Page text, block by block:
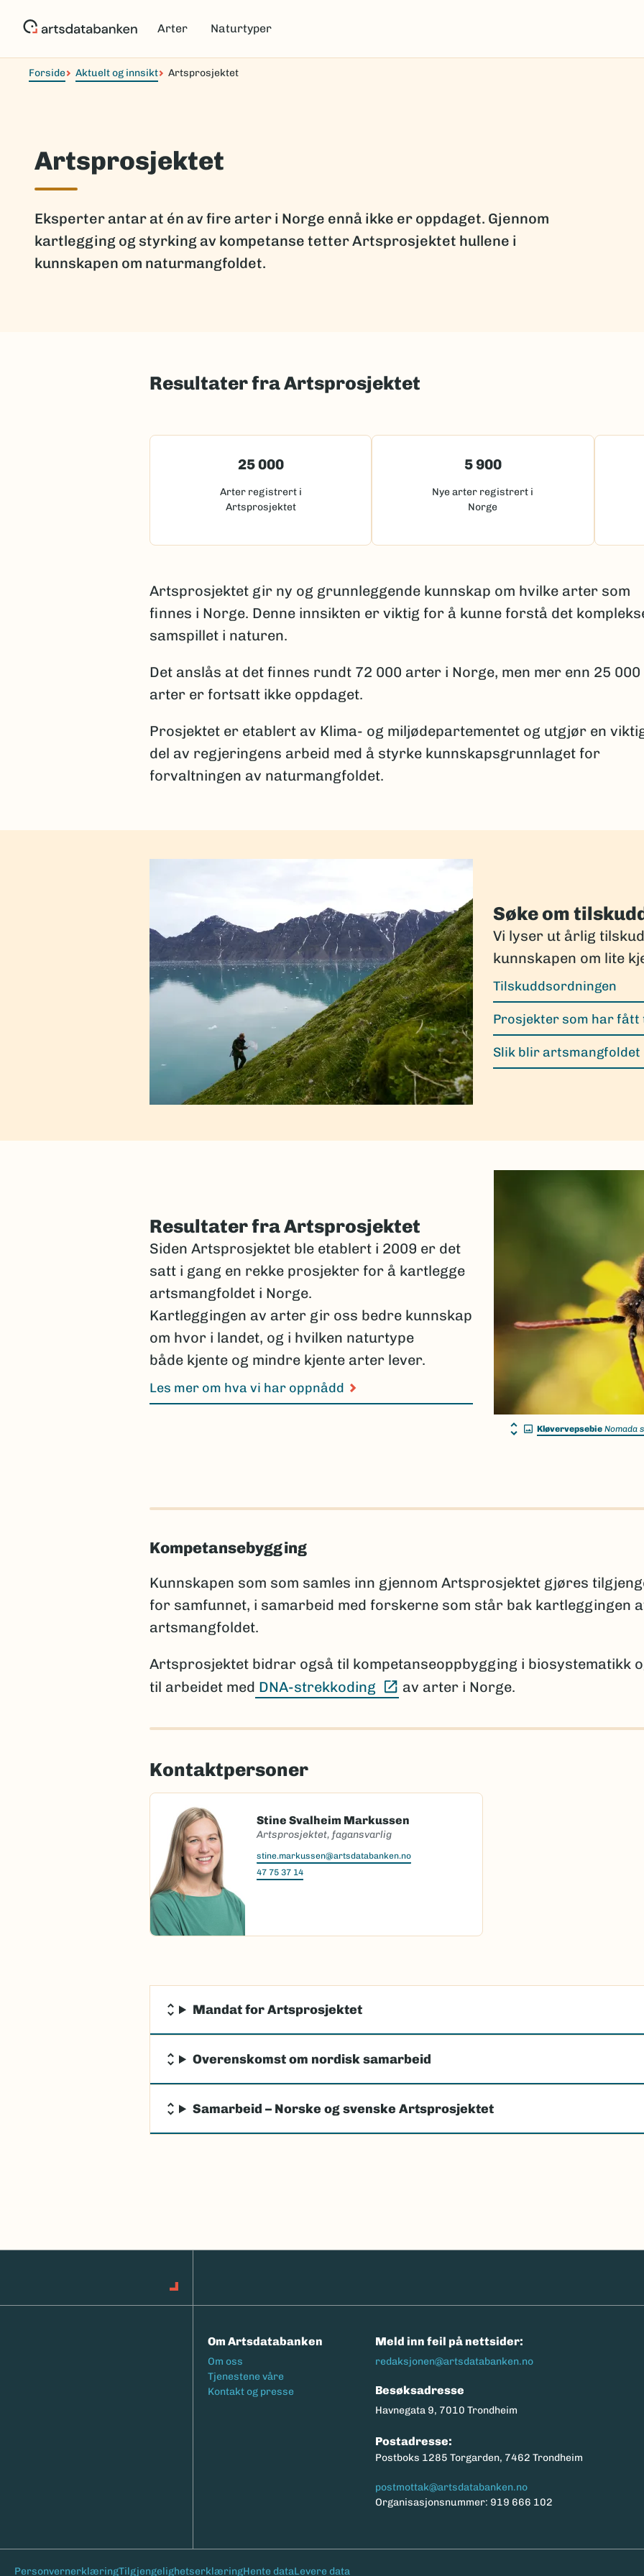
Arter Naturtyper
Forside Aktuelt og innsikt Artsprosjektet
Artsprosjektet
Eksperter antar at én av fire arter i Norge ennå ikke er oppdaget. Gjennom
kartlegging og styrking av kompetanse tetter Artsprosjektet hullene i
kunnskapen om naturmangfoldet.
Resultater fra Artsprosjektet
25 000
Arter registrert i
Artsprosjektet
5 900
Nye arter registrert i
Norge
Artsprosjektet gir ny og grunnleggende kunnskap om hvilke arter som
finnes i Norge. Denne innsikten er viktig for å kunne forstå det
samspillet i naturen.
Det anslås at det finnes rundt 72 000 arter i Norge, men mer enn 25 000
arter er fortsatt ikke oppdaget.
Prosjektet er etablert av Klima- og miljødepartementet og utgjør en
del av regjeringens arbeid med å styrke kunnskapsgrunnlaget for
forvaltningen av naturmangfoldet.
Søke om
Vi lyser ut årlig
kunnskapen om lite
Tilskuddsordningen
Prosjekter som har fått
Slik blir
Kløvervepsebie Nomada
Resultater fra Artsprosjektet
Siden Artsprosjektet ble etablert i 2009 er det
satt i gang en rekke prosjekter for å kartlegge
artsmangfoldet i Norge.
Kartleggingen av arter gir oss bedre kunnskap
om hvor i landet, og i hvilken naturtype
både kjente og mindre kjente arter lever.
Les mer om hva vi har oppnådd
Kompetansebygging
Kunnskapen som som samles inn gjennom Artsprosjektet gjøres
for samfunnet, i samarbeid med forskerne som står bak kartleggingen
artsmangfoldet.
Artsprosjektet bidrar også til kompetanseoppbygging i biosystematikk
til arbeidet med DNA-strekkoding (Ekstern lenke)
av arter i Norge.
Kontaktpersoner
Stine Svalheim Markussen
Artsprosjektet, fagansvarlig
stine.markussen@artsdatabanken.no
47 75 37 14
Mandat for Artsprosjektet
Overenskomst om nordisk samarbeid
Samarbeid – Norske og svenske Artsprosjektet
Om Artsdatabanken
Footermeny
Om oss
Tjenestene våre
Kontakt og presse
Meld inn feil på nettsider:
redaksjonen@artsdatabanken.no
Besøksadresse
Havnegata 9, 7010 Trondheim
Postadresse:
Postboks 1285 Torgarden, 7462 Trondheim
postmottak@artsdatabanken.no
Organisasjonsnummer: 919 666 102
Bunntekst
PersonvernerklæringTilgjengelighetserklæringHente dataLevere data